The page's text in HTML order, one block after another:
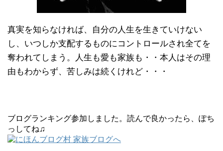
真実を知らなければ、自分の人生を生きていけない
し、いつしか支配するものにコントロールされ全てを
奪われてしまう。人生も愛も家族も・・本人はその理
由もわからず、苦しみは続くけれど・・・
ブログランキング参加しました。読んで良かったら、ぽち
っしてね♫